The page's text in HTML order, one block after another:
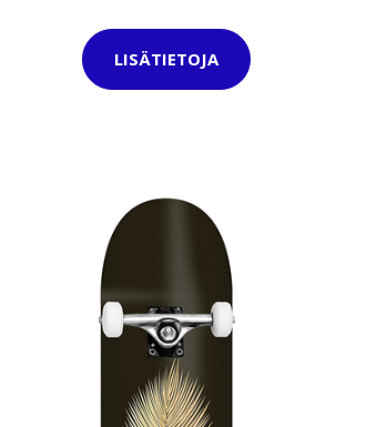
LISÄTIETOJA